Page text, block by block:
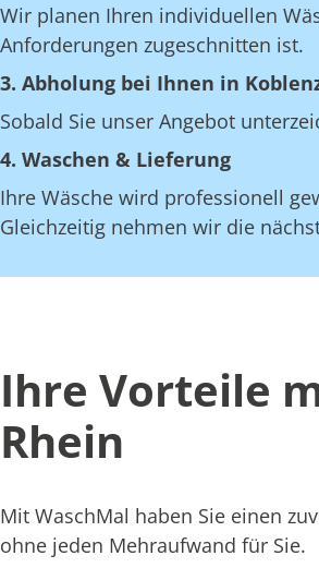
Wir planen Ihren individuellen
Anforderungen zugeschnitten ist.
3. Abholung bei Ihnen in
Sobald Sie unser Angebot
4. Waschen & Lieferung
Ihre Wäsche wird professionell
Gleichzeitig nehmen wir die
Ihre Vorteile
Rhein
Mit WaschMal haben Sie einen
ohne jeden Mehraufwand für Sie.